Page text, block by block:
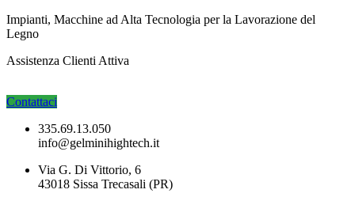
Impianti, Macchine ad Alta Tecnologia per la Lavorazione del
Legno
Assistenza Clienti Attiva
Contattaci
335.69.13.050
info@gelminihightech.it
Via G. Di Vittorio, 6
43018 Sissa Trecasali (PR)